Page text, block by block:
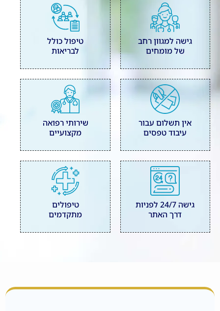
גישה למגוון רחב
של מומחים
טיפול כולל
לבריאות
אין תשלום עבור
עיבוד טפסים
שירותי רפואה
מקצועיים
גישה 24/7 לפניות
דרך האתר
טיפולים
מתקדמים